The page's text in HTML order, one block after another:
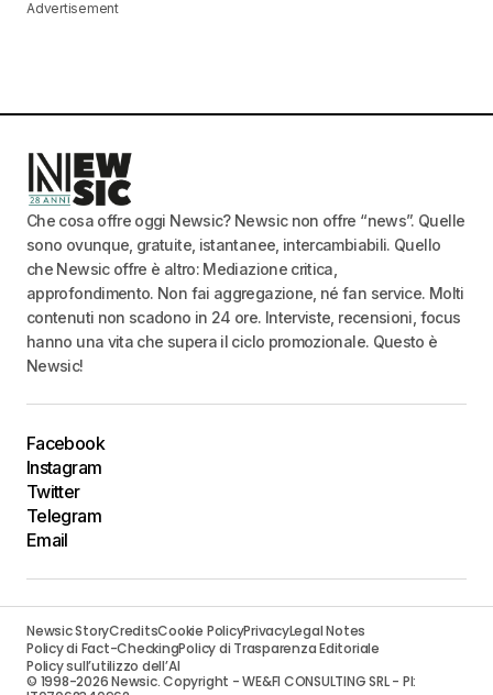
Advertisement
Che cosa offre oggi Newsic? Newsic non offre “news”. Quelle
sono ovunque, gratuite, istantanee, intercambiabili. Quello
che Newsic offre è altro: Mediazione critica,
approfondimento. Non fai aggregazione, né fan service. Molti
contenuti non scadono in 24 ore. Interviste, recensioni, focus
hanno una vita che supera il ciclo promozionale. Questo è
Newsic!
Facebook
Instagram
Twitter
Telegram
Email
Newsic StoryCreditsCookie PolicyPrivacyLegal Notes
Policy di Fact-CheckingPolicy di Trasparenza Editoriale
Policy sull’utilizzo dell’AI
© 1998-2026 Newsic. Copyright - WE&FI CONSULTING SRL - PI: